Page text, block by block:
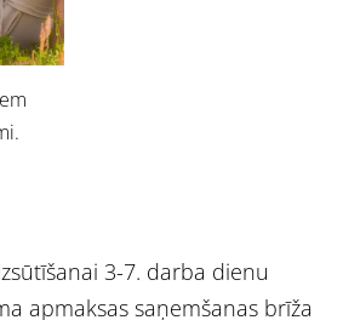
3-7. darba dienu
apmaksas saņemšanas brīža